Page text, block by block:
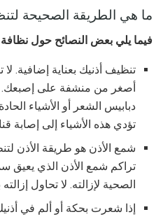
ما هي الطريقة الصحيحة
فيما يلي بعض النصائح حول نظافة
تنظيف أذنيك بعناية إضافية.
دبابيس الشعر أو الأشياء
تؤدي هذه الأشياء إلى إصابة
شمع الأذن هو طريقة الأذن
تراكم شمع الأذن الذي يعيق
الصحية لإزالته. لا تحاول
إذا شعرت بحكة أو ألم في